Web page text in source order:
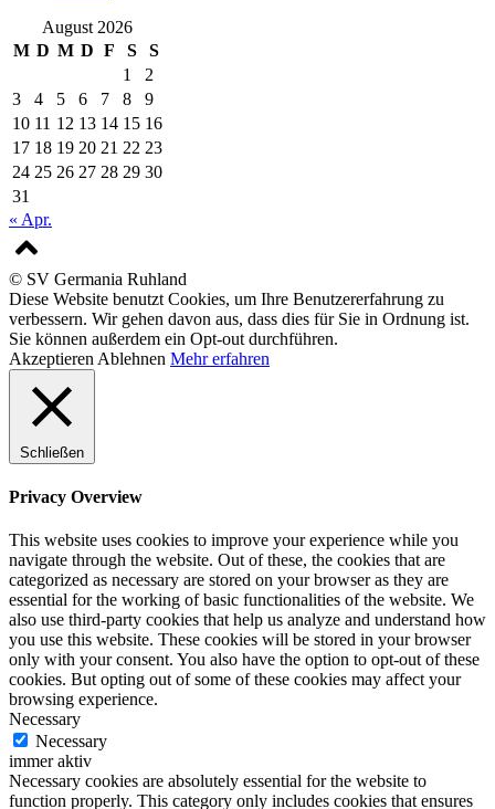
August 2026
M D M D F S
S
1
2
3
4 5 6 7 8
9
10 11 12 13 14 15 16
17 18 19 20 21 22 23
24 25 26 27 28 29 30
31
« Apr.
© SV Germania Ruhland
Diese Website benutzt Cookies, um Ihre Benutzererfahrung zu
verbessern. Wir gehen davon aus, dass dies für Sie in Ordnung ist.
Sie können außerdem ein Opt-out durchführen.
Akzeptieren Ablehnen Mehr erfahren
Schließen
Privacy Overview
This website uses cookies to improve your experience while you
navigate through the website. Out of these, the cookies that are
categorized as necessary are stored on your browser as they are
essential for the working of basic functionalities of the website. We
also use third-party cookies that help us analyze and understand how
you use this website. These cookies will be stored in your browser
only with your consent. You also have the option to opt-out of these
cookies. But opting out of some of these cookies may affect your
browsing experience.
Necessary
Necessary
immer aktiv
Necessary cookies are absolutely essential for the website to
function properly. This category only includes cookies that ensures